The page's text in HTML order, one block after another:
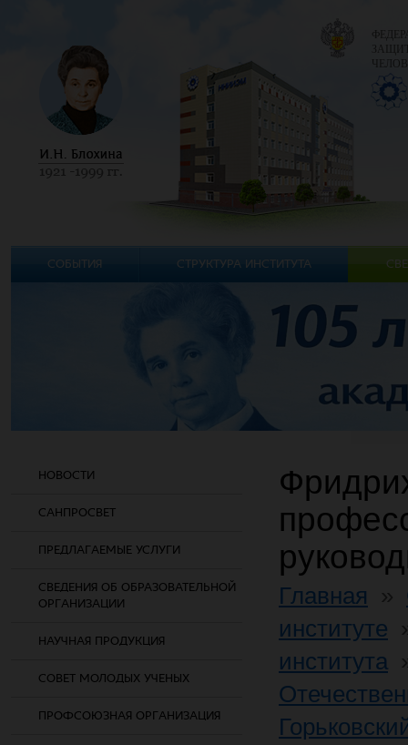
НОВОСТИ
САНПРОСВЕТ
ПРЕДЛАГАЕМЫЕ УСЛУГИ
СВЕДЕНИЯ ОБ ОБРАЗОВАТЕЛЬНОЙ
ОРГАНИЗАЦИИ
НАУЧНАЯ ПРОДУКЦИЯ
СОВЕТ МОЛОДЫХ УЧЕНЫХ
ПРОФСОЮЗНАЯ ОРГАНИЗАЦИЯ
Главная
институте
института
СОБЫТИЯ СТРУКТУРА ИНСТИТУТА